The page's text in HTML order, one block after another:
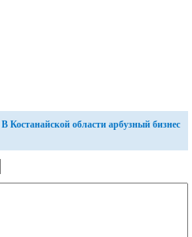
В Костанайской области арбузный бизнес